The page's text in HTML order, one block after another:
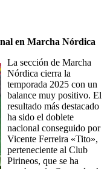
en Marcha Nórdica
La sección de Marcha
Nórdica cierra la
temporada 2025 con un
balance muy positivo. El
resultado más destacado
ha sido el doblete
nacional conseguido por
Vicente Ferreira «Tito»,
perteneciente al Club
Pirineos, que se ha